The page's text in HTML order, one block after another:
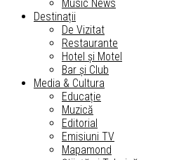
Music News
Destinații
De Vizitat
Restaurante
Hotel și Motel
Bar și Club
Media & Cultura
Educație
Muzică
Editorial
Emisiuni TV
Mapamond